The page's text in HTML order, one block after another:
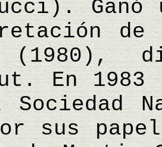
Ganó
(1980),
En 1983
sus